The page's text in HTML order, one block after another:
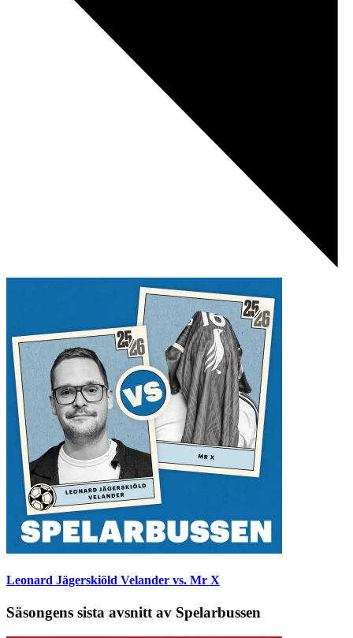
Leonard Jägerskiöld Velander vs. Mr X
Säsongens sista avsnitt av Spelarbussen